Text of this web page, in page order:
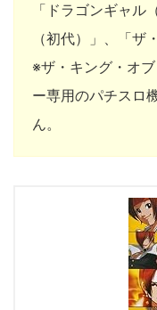
「ドラゴンギャル
（初代）」、「ザ
※ザ・キング・オ
ー専用のパチスロ
ん。